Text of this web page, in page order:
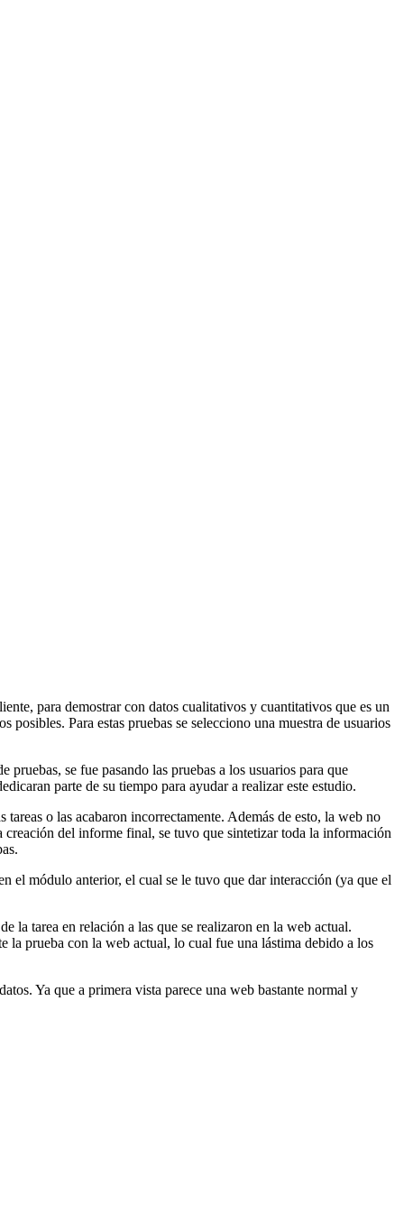
para demostrar con datos cualitativos y cuantitativos que es un
posibles. Para estas pruebas se selecciono una muestra de usuarios
se fue pasando las pruebas a los usuarios para que
parte de su tiempo para ayudar a realizar este estudio.
o las acabaron incorrectamente. Además de esto, la web no
creación del informe final, se tuvo que sintetizar toda la información
el módulo anterior, el cual se le tuvo que dar interacción (ya que el
la tarea en relación a las que se realizaron en la web actual.
la prueba con la web actual, lo cual fue una lástima debido a los
Ya que a primera vista parece una web bastante normal y